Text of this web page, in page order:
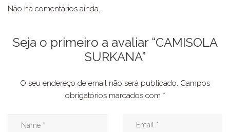
Não há comentários ainda.
Seja o primeiro a avaliar “CAMISOLA
SURKANA”
O seu endereço de email não será publicado. Campos
obrigatórios marcados com *